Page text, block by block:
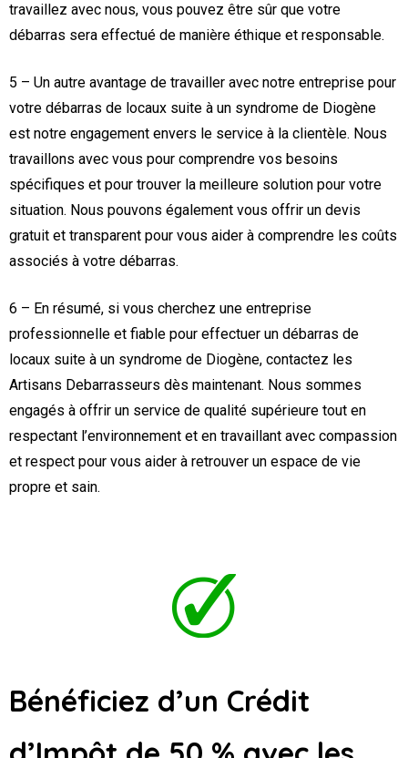
travaillez avec nous, vous pouvez être sûr que votre
débarras sera effectué de manière éthique et responsable.
5 – Un autre avantage de travailler avec notre entreprise pour
votre débarras de locaux suite à un syndrome de Diogène
est notre engagement envers le service à la clientèle. Nous
travaillons avec vous pour comprendre vos besoins
spécifiques et pour trouver la meilleure solution pour votre
situation. Nous pouvons également vous offrir un devis
gratuit et transparent pour vous aider à comprendre les coûts
associés à votre débarras.
6 – En résumé, si vous cherchez une entreprise
professionnelle et fiable pour effectuer un débarras de
locaux suite à un syndrome de Diogène, contactez les
Artisans Debarrasseurs dès maintenant. Nous sommes
engagés à offrir un service de qualité supérieure tout en
respectant l’environnement et en travaillant avec compassion
et respect pour vous aider à retrouver un espace de vie
propre et sain.
Bénéficiez d’un Crédit